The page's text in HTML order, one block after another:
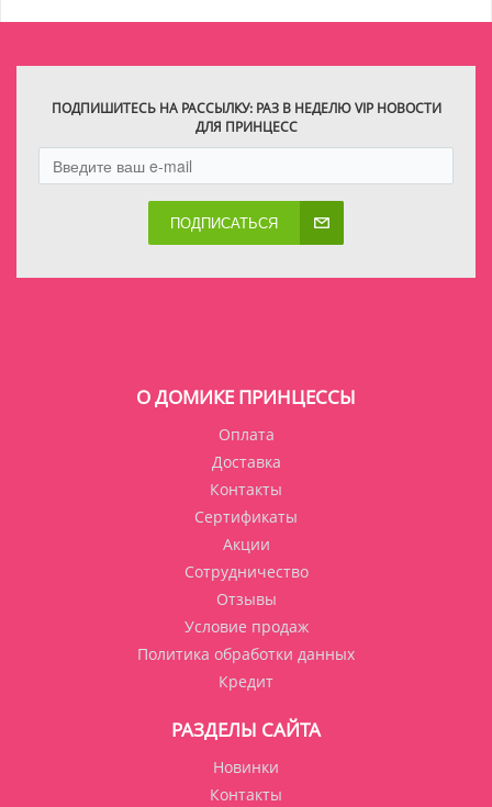
ПОДПИШИТЕСЬ НА РАССЫЛКУ: РАЗ В НЕДЕЛЮ VIP НОВОСТИ
ДЛЯ ПРИНЦЕСС
ПОДПИСАТЬСЯ
О ДОМИКЕ ПРИНЦЕССЫ
Оплата
Доставка
Контакты
Сертификаты
Акции
Сотрудничество
Отзывы
Условие продаж
Политика обработки данных
Кредит
РАЗДЕЛЫ САЙТА
Новинки
Контакты